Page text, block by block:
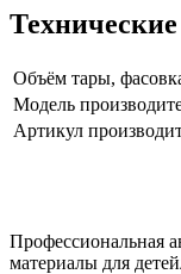
Объём тары,
Модель
Артикул
Профессиональная
материалы для